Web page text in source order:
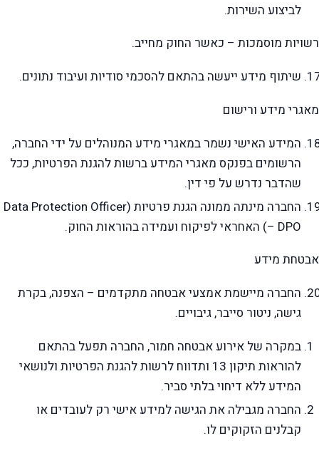
לביצוע השירות.
רשויות מוסמכות – כאשר החוק מחייב.
שיתוף מידע ייעשה בהתאם להסכמי סודיות ועיבוד נתונים.
מאגרי מידע ורישום
המידע האישי נשמר במאגרי מידע המנוהלים על ידי החברה,
הרשומים בפנקס מאגרי המידע ברשות להגנת הפרטיות, ככל
שהדבר נדרש על פי דין.
החברה מינתה ממונה הגנת פרטיות (Data Protection Officer
– DPO) האחראי לפיקוח ועמידה בהוראות החוק.
אבטחת מידע
החברה מיישמת אמצעי אבטחה מתקדמים – הצפנה, בקרת
גישה, ניטור סייבר, גיבויים.
במקרה של אירוע אבטחה חמור, החברה תפעל בהתאם
להוראות תיקון 13 ותדווח לרשות להגנת הפרטיות ולנושאי
המידע ללא דיחוי בלתי סביר.
החברה מגבילה את הגישה למידע אישי רק לעובדים או
קבלנים הזקוקים לו.